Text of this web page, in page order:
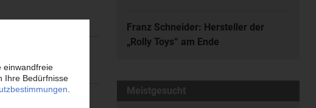
Franz Schneider: Hersteller der
„Rolly Toys“ am Ende
Meistgesucht